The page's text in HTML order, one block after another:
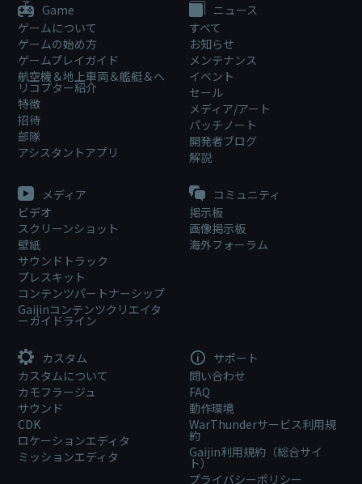
Game
ゲームについて
ゲームの始め方
ゲームプレイガイド
航空機＆地上車両＆艦艇＆ヘ
リコプター紹介
特徴
招待
部隊
アシスタントアプリ
ニュース
すべて
お知らせ
メンテナンス
イベント
セール
メディア/アート
パッチノート
開発者ブログ
解説
メディア
ビデオ
スクリーンショット
壁紙
サウンドトラック
プレスキット
コンテンツパートナーシップ
Gaijinコンテンツクリエイタ
ーガイドライン
コミュニティ
掲示板
画像掲示板
海外フォーラム
カスタム
カスタムについて
カモフラージュ
サウンド
CDK
ロケーションエディタ
ミッションエディタ
サポート
問い合わせ
FAQ
動作環境
WarThunderサービス利用規
約
Gaijin利用規約（総合サイ
ト）
プライバシーポリシー